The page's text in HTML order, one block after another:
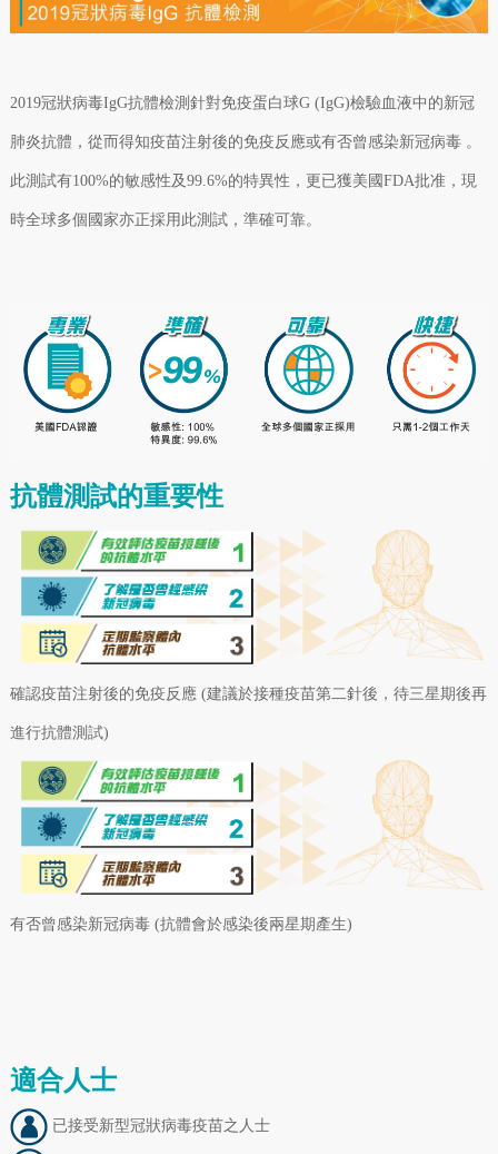
2019冠狀病毒IgG抗體檢測針對免疫蛋白球G (IgG)檢驗血液中的新冠
肺炎抗體，從而得知疫苗注射後的免疫反應或有否曾感染新冠病毒 。
此測試有100%的敏感性及99.6%的特異性，更已獲美國FDA批准，現
時全球多個國家亦正採用此測試，準確可靠。
抗體測試的重要性
確認疫苗注射後的免疫反應 (建議於接種疫苗第二針後，待三星期後再
進行抗體測試)
有否曾感染新冠病毒 (抗體會於感染後兩星期產生)
適合人士
已接受新型冠狀病毒疫苗之人士